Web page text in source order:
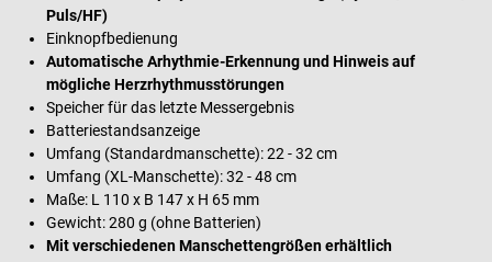
Puls/HF)
Einknopfbedienung
Automatische Arhythmie-Erkennung und Hinweis auf
mögliche Herzrhythmusstörungen
Speicher für das letzte Messergebnis
Batteriestandsanzeige
Umfang (Standardmanschette): 22 - 32 cm
Umfang (XL-Manschette): 32 - 48 cm
Maße: L 110 x B 147 x H 65 mm
Gewicht: 280 g (ohne Batterien)
Mit verschiedenen Manschettengrößen erhältlich